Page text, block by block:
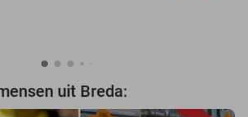
uit Breda: